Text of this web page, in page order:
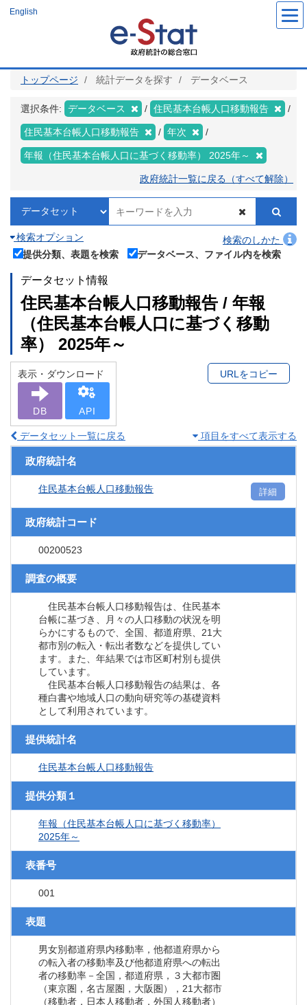
ツ
English
トップページ 統計データを探す データベース
選択条件: データベース 住民基本台帳人口移動報告
住民基本台帳人口移動報告 年次
年報（住民基本台帳人口に基づく移動率） 2025年～
政府統計一覧に戻る（すべて解除）
検索オプション
検索のしかた
提供分類、表題を検索
データベース、ファイル内を検索
データセット情報
住民基本台帳人口移動報告 / 年報
（住民基本台帳人口に基づく移動
率） 2025年～
表示・ダウンロード
DB API
URLをコピー
データセット一覧に戻る 項目をすべて表示する
政府統計名
住民基本台帳人口移動報告 詳細
政府統計コード
00200523
調査の概要
住民基本台帳人口移動報告は、住民基本
台帳に基づき、月々の人口移動の状況を明
らかにするもので、全国、都道府県、21大
都市別の転入・転出者数などを提供してい
ます。また、年結果では市区町村別も提供
しています。
住民基本台帳人口移動報告の結果は、各
種白書や地域人口の動向研究等の基礎資料
として利用されています。
提供統計名
住民基本台帳人口移動報告
提供分類１
年報（住民基本台帳人口に基づく移動率）
2025年～
表番号
001
表題
男女別都道府県内移動率，他都道府県から
の転入者の移動率及び他都道府県への転出
者の移動率－全国，都道府県，３大都市圏
（東京圏，名古屋圏，大阪圏），21大都市
（移動者，日本人移動者，外国人移動者）